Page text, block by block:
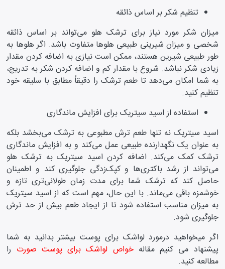
تنظیم شکر بر اساس ذائقه
میزان شکر مورد نیاز برای ترشک هلو می‌تواند بر اساس ذائقه
شخصی و میزان شیرینی طبیعی هلو‌ها متفاوت باشد. اگر هلو‌ها به
طور طبیعی شیرین هستند، ممکن است نیازی به اضافه کردن مقدار
زیادی شکر نباشد. شروع با مقدار کم و اضافه کردن شکر به تدریج،
به شما امکان می‌دهد تا طعم ترشک را دقیقاً مطابق با سلیقه خود
تنظیم کنید.
استفاده از اسید سیتریک برای افزایش ماندگاری
اسید سیتریک نه تنها طعم ترش مطبوعی به ترشک می‌بخشد بلکه
به عنوان یک نگهدارنده طبیعی عمل می‌کند و به افزایش ماندگاری
ترشک کمک می‌کند. اضافه کردن اسید سیتریک به ترشک هلو
می‌تواند از رشد باکتری‌ها و کپک‌زدگی جلوگیری کند و اطمینان
حاصل کند که ترشک شما برای مدت زمان طولانی‌تری تازه و
خوشمزه باقی می‌ماند. با این حال، مهم است که از اسید سیتریک
به میزان مناسب استفاده شود تا از ایجاد طعم بیش از حد ترش
جلوگیری شود.
اگر میخواهید درمورد لواشک برای پوست بیشتر بدانید به شما
پیشنهاد می کنیم مقالهخواص لواشک برای پوست صورت را
مطالعه کنید.